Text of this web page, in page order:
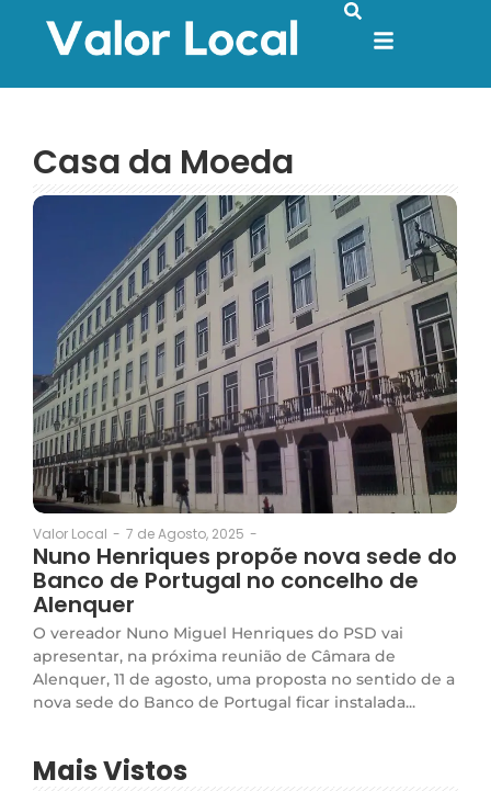
Casa da Moeda
Valor Local - 7 de Agosto, 2025 -
Nuno Henriques propõe nova sede do
Banco de Portugal no concelho de
Alenquer
O vereador Nuno Miguel Henriques do PSD vai
apresentar, na próxima reunião de Câmara de
Alenquer, 11 de agosto, uma proposta no sentido de a
nova sede do Banco de Portugal ficar instalada...
Mais Vistos